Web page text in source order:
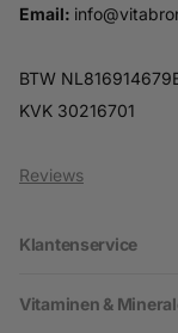
Klantenservice
Vitaminen &
Email:
BTW
KVK 30216701
Reviews